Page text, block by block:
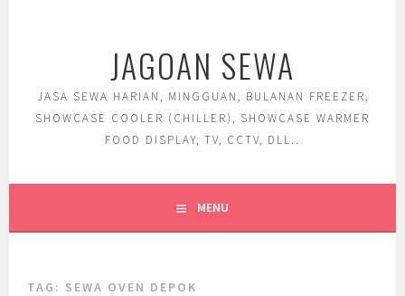
JAGOAN SEWA
JASA SEWA HARIAN, MINGGUAN, BULANAN FREEZER,
SHOWCASE COOLER (CHILLER), SHOWCASE WARMER
FOOD DISPLAY, TV, CCTV, DLL..
MENU
TAG: SEWA OVEN DEPOK